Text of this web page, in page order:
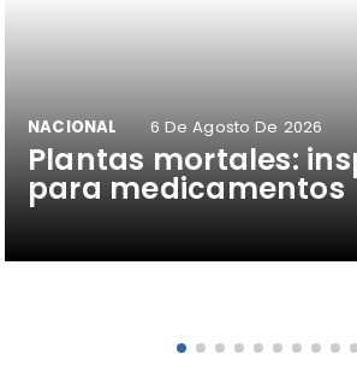
Plantas mortales:
para medicamentos
NACIONAL 6 De Agosto De 2026